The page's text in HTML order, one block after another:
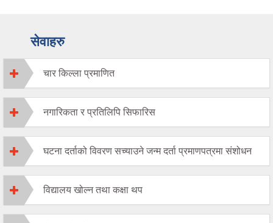
सेवाहरु
चार किल्ला प्रमाणित
नगारिकता र प्रतिलिपि सिफारिस
घटना दर्ताको विवरण सच्याउने जन्म दर्ता प्रमाणपत्रमा संशोधन
विद्यालय खोल्न तथा कक्षा थप